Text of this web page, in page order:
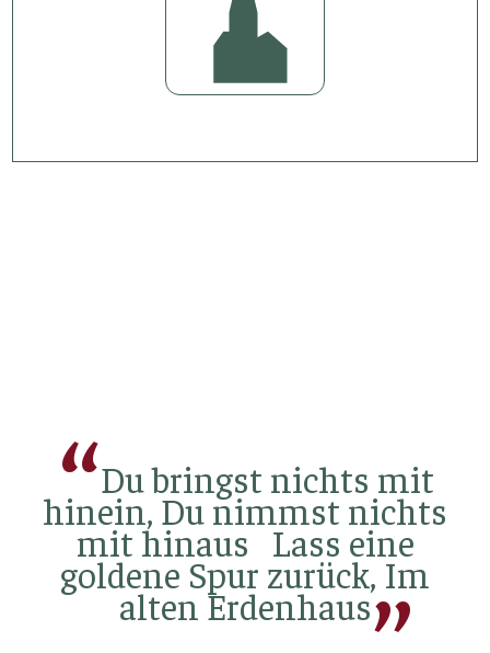
Du bringst nichts mit
hinein, Du nimmst nichts
mit hinaus Lass eine
goldene Spur zurück, Im
alten Erdenhaus